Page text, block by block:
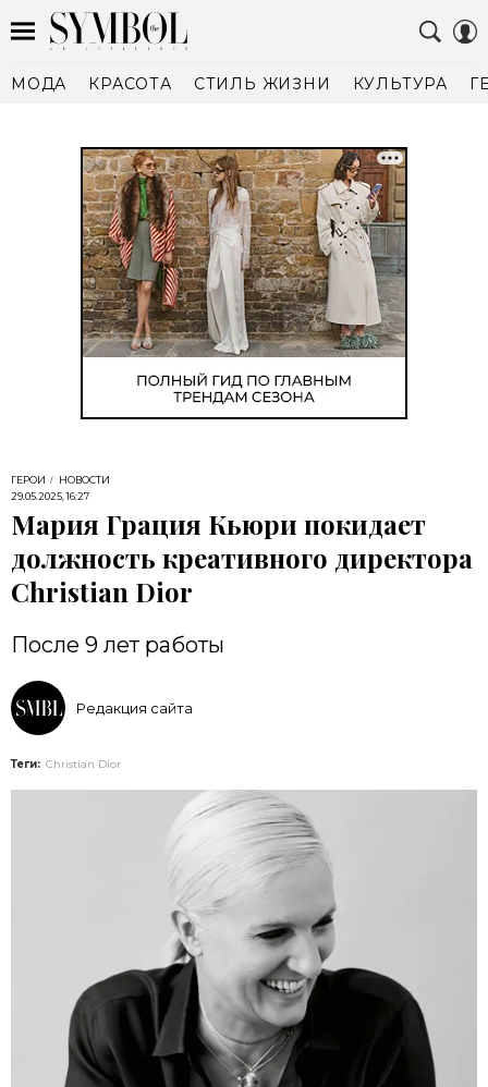
МОДА КРАСОТА СТИЛЬ ЖИЗНИ КУЛЬТУРА
ГЕРОИ
НОВОСТИ
29.05.2025, 16:27
Мария Грация Кьюри покидает
должность креативного директора
Christian Dior
После 9 лет работы
Редакция сайта
Теги: Christian Dior